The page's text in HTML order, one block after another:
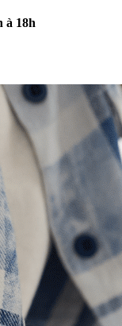
à 18h